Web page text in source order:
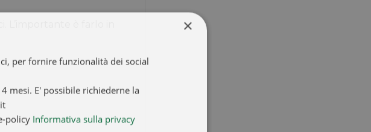
è farlo in
×
per fornire funzionalità dei social
mesi. E' possibile richiederne la
policy Informativa sulla privacy